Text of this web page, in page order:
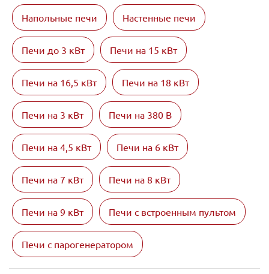
Напольные печи Настенные печи
Печи до 3 кВт Печи на 15 кВт
Печи на 16,5 кВт Печи на 18 кВт
Печи на 3 кВт Печи на 380 В
Печи на 4,5 кВт Печи на 6 кВт
Печи на 7 кВт Печи на 8 кВт
Печи на 9 кВт Печи с встроенным пультом
Печи с парогенератором